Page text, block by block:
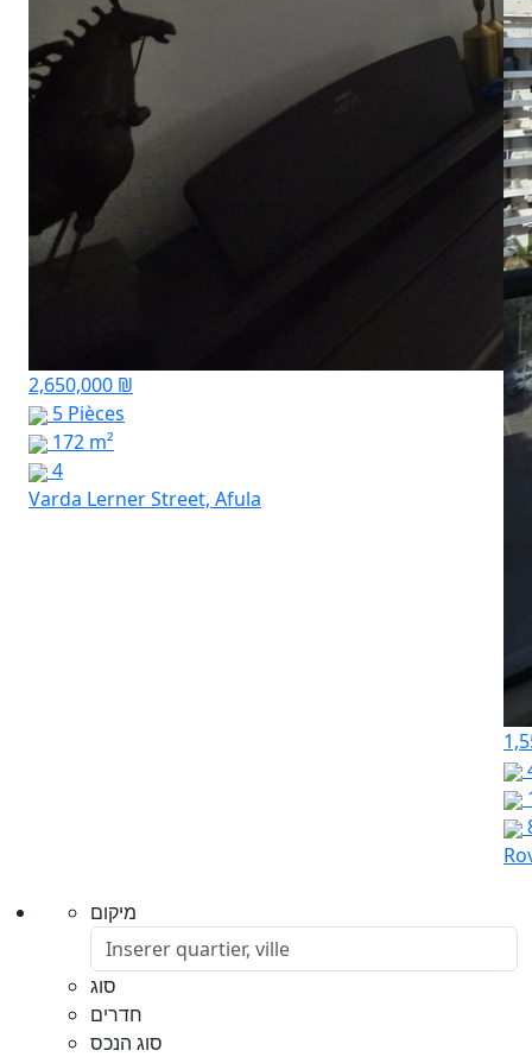
2,650,000 ₪
5 Pièces
172 m²
4
Varda Lerner Street, Afula
מיקום
סוג
חדרים
סוג הנכס